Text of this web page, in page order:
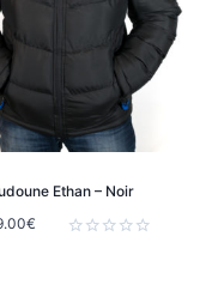
Ethan – Noir
€